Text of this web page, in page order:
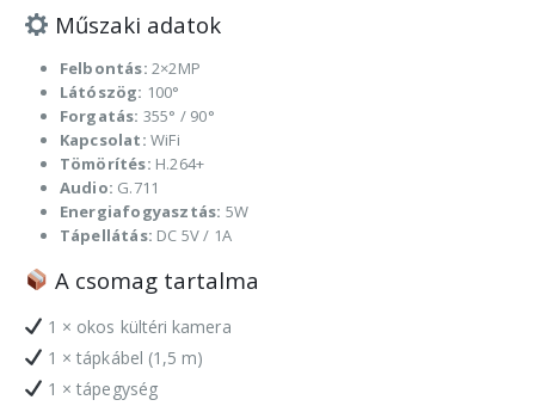
Műszaki adatok
Felbontás: 2×2MP
Látószög: 100°
Forgatás: 355° / 90°
Kapcsolat: WiFi
Tömörítés: H.264+
Audio: G.711
Energiafogyasztás: 5W
Tápellátás: DC 5V / 1A
A csomag tartalma
1 × okos kültéri kamera
1 × tápkábel (1,5 m)
1 × tápegység